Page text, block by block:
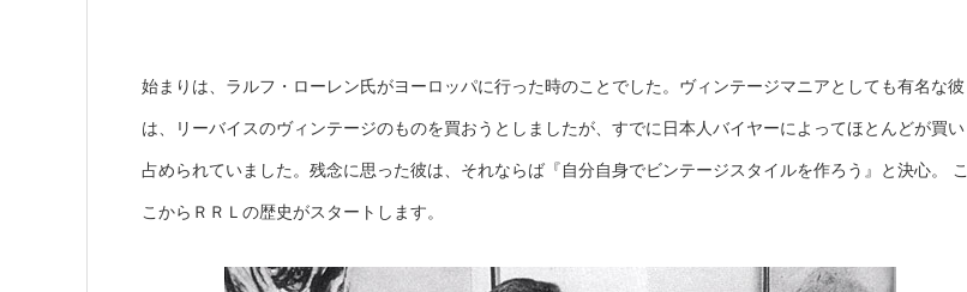
始まりは、ラルフ・ローレン氏がヨーロッパに行った時のことでした。ヴィンテージマニアとしても有名な彼
は、リーバイスのヴィンテージのものを買おうとしましたが、すでに日本人バイヤーによってほとんどが買い
占められていました。残念に思った彼は、それならば『自分自身でビンテージスタイルを作ろう』と決心。 こ
こからＲＲＬの歴史がスタートします。